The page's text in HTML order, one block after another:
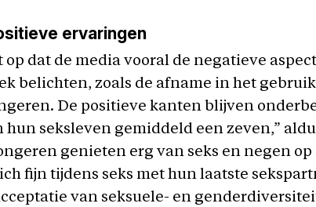
ervaringen
op dat de media vooral de negatieve
belichten, zoals de afname in het
De positieve kanten blijven
hun seksleven gemiddeld een zeven,”
genieten erg van seks en negen
fijn tijdens seks met hun laatste
van seksuele- en